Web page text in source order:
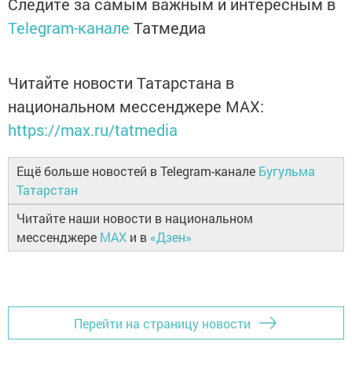
Следите за самым важным и интересным в
Telegram-канале Татмедиа
Читайте новости Татарстана в
национальном мессенджере MАХ:
https://max.ru/tatmedia
Ещё больше новостей в Telegram-канале Бугульма
Татарстан
Читайте наши новости в национальном
мессенджере MAX и в «Дзен»
Перейти на страницу новости